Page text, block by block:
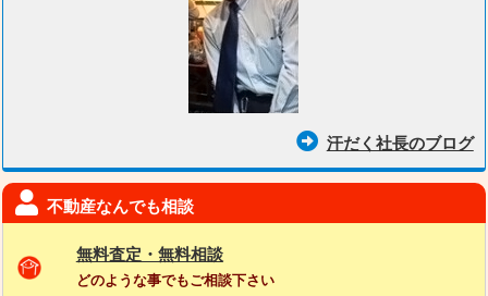
汗だく社長のブログ
不動産なんでも相談
無料査定・無料相談
どのような事でもご相談下さい